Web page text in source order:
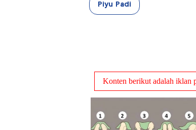
Piyu Padi